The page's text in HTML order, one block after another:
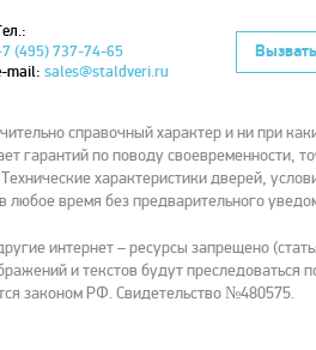
(495) 737-74-65
mail: sales@staldveri.ru
справочный характер и ни при
гарантий по поводу своевременности,
характеристики дверей,
время без предварительного
интернет – ресурсы запрещено
и текстов будут преследоваться
законом РФ. Свидетельство №480575.